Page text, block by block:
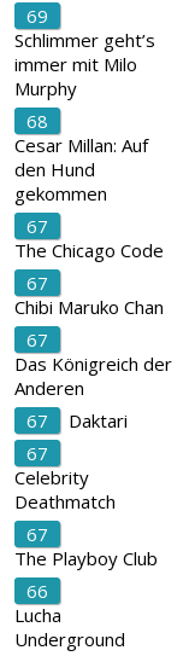
69
Schlimmer geht’s
immer mit Milo
Murphy
68
Cesar Millan: Auf
den Hund
gekommen
67
The Chicago Code
67
Chibi Maruko Chan
67
Das Königreich der
Anderen
67
Daktari
67
Celebrity
Deathmatch
67
The Playboy Club
66
Lucha
Underground